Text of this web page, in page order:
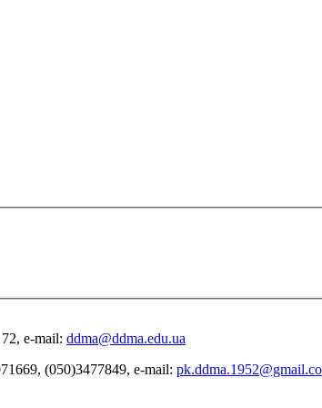
е-mail: ddma@ddma.edu.ua
(050)3477849, e-mail: